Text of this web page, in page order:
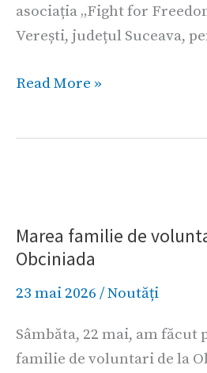
asociația „Fight for
Verești, județul Suceava,
Read More »
Marea familie de
Obciniada
23 mai 2026 /Noutăți
Sâmbăta, 22 mai, am făcut
familie de voluntari de la
de
voluntari
de
Obciniada